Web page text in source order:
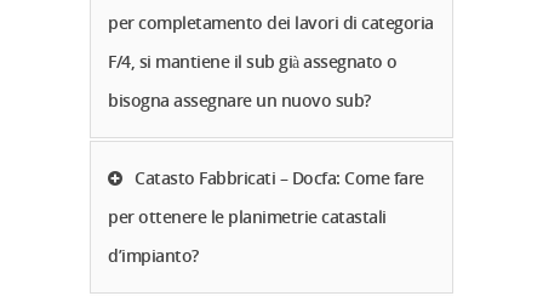
per completamento dei lavori di categoria
F/4, si mantiene il sub già assegnato o
bisogna assegnare un nuovo sub?
Catasto Fabbricati – Docfa: Come fare
per ottenere le planimetrie catastali
d’impianto?